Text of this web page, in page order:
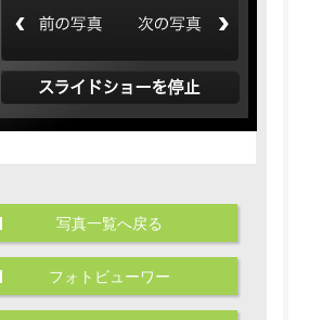
写真一覧へ戻る
フォトビューワー